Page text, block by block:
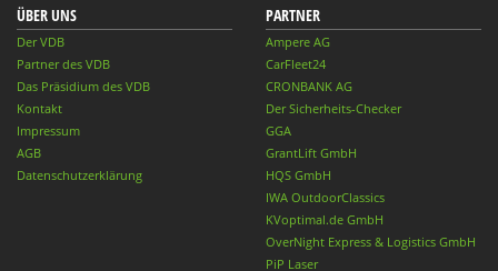
ÜBER UNS
Der VDB
Partner des VDB
Das Präsidium des VDB
Kontakt
Impressum
AGB
Datenschutzerklärung
PARTNER
Ampere AG
CarFleet24
CRONBANK AG
Der Sicherheits-Checker
GGA
GrantLift GmbH
HQS GmbH
IWA OutdoorClassics
KVoptimal.de GmbH
OverNight Express & Logistics GmbH
PiP Laser